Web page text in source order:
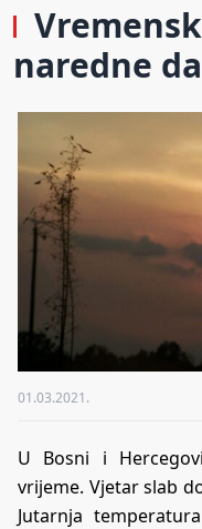
naredne
01.03.2021.
U Bosni i
vrijeme. Vjetar slab
Jutarnja